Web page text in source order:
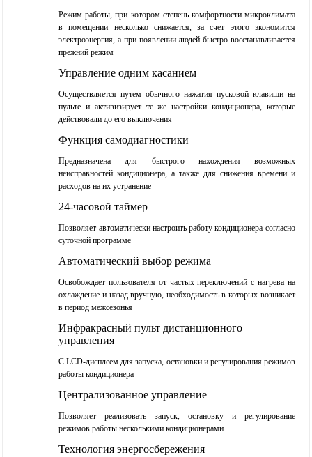
Режим работы, при котором степень комфортности микроклимата
в помещении несколько снижается, за счет этого экономится
электроэнергия, а при появлении людей быстро восстанавливается
прежний режим
Управление одним касанием
Осуществляется путем обычного нажатия пусковой клавиши на
пульте и активизирует те же настройки кондиционера, которые
действовали до его выключения
Функция самодиагностики
Предназначена для быстрого нахождения возможных
неисправностей кондиционера, а также для снижения времени и
расходов на их устранение
24-часовой таймер
Позволяет автоматически настроить работу кондиционера согласно
суточной программе
Автоматический выбор режима
Освобождает пользователя от частых переключений с нагрева на
охлаждение и назад вручную, необходимость в которых возникает
в период межсезонья
Инфракрасный пульт дистанционного
управления
С LCD-дисплеем для запуска, остановки и регулирования режимов
работы кондиционера
Централизованное управление
Позволяет реализовать запуск, остановку и регулирование
режимов работы несколькими кондиционерами
Технология энергосбережения